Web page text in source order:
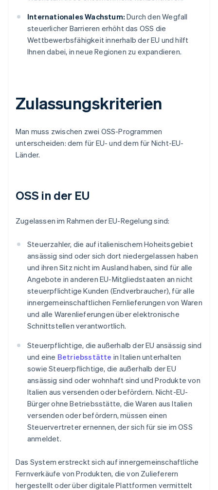
Internationales Wachstum: Durch den Wegfall
steuerlicher Barrieren erhöht das OSS die
Wettbewerbsfähigkeit innerhalb der EU und hilft
Ihnen dabei, in neue Regionen zu expandieren.
Zulassungskriterien
Man muss zwischen zwei OSS-Programmen
unterscheiden: dem für EU- und dem für Nicht-EU-
Länder.
OSS in der EU
Zugelassen im Rahmen der EU-Regelung sind:
Steuerzahler, die auf italienischem Hoheitsgebiet
ansässig sind oder sich dort niedergelassen haben
und ihren Sitz nicht im Ausland haben, sind für alle
Angebote in anderen EU-Mitgliedstaaten an nicht
steuerpflichtige Kunden (Endverbraucher), für alle
innergemeinschaftlichen Fernlieferungen von Waren
und alle Warenlieferungen über elektronische
Schnittstellen verantwortlich.
Steuerpflichtige, die außerhalb der EU ansässig sind
und eine Betriebsstätte in Italien unterhalten
sowie Steuerpflichtige, die außerhalb der EU
ansässig sind oder wohnhaft sind und Produkte von
Italien aus versenden oder befördern. Nicht-EU-
Bürger ohne Betriebsstätte, die Waren aus Italien
versenden oder befördern, müssen einen
Steuervertreter ernennen, der sich für sie im OSS
anmeldet.
Das System erstreckt sich auf innergemeinschaftliche
Fernverkäufe von Produkten, die von Zulieferern
hergestellt oder über digitale Plattformen vermittelt